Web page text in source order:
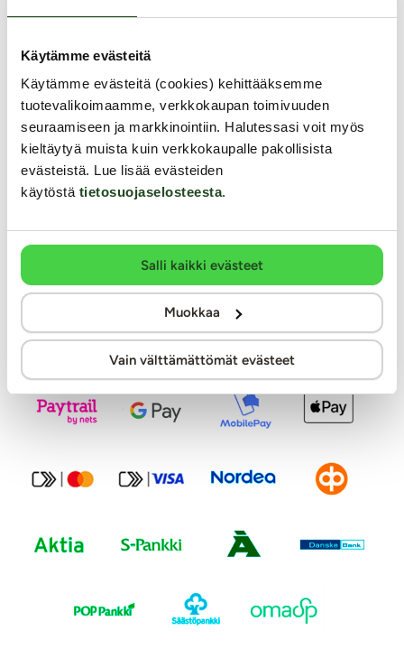
Käytämme evästeitä
Käytämme evästeitä (cookies) kehittääksemme
tuotevalikoimaamme, verkkokaupan toimivuuden
seuraamiseen ja markkinointiin. Halutessasi voit myös
kieltäytyä muista kuin verkkokaupalle pakollisista
evästeistä. Lue lisää evästeiden
käytöstä tietosuojaselosteesta.
Salli kaikki evästeet
Muokkaa
Vain välttämättömät evästeet
Paljon joustavia toimitustapoja alk. 0 €
Laaja valikoima helppoja maksutapoja
Asiantunteva henkilökunta
Ystävällinen ja auttava asiakaspalvelu
100% kotimainen verkkokauppa
Seuraa meitä somessa
Tilaa uutiskirje
Modernit maksutavat